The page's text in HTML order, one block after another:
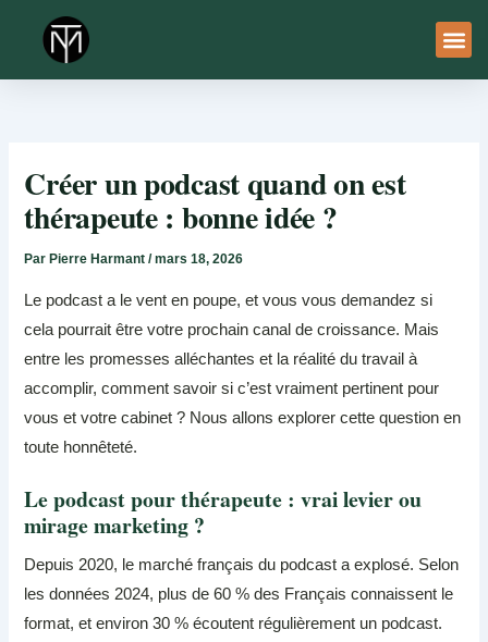
contenu
Créer un podcast quand on est
thérapeute : bonne idée ?
Par Pierre Harmant/mars 18, 2026
Le podcast a le vent en poupe, et vous vous demandez si
cela pourrait être votre prochain canal de croissance. Mais
entre les promesses alléchantes et la réalité du travail à
accomplir, comment savoir si c’est vraiment pertinent pour
vous et votre cabinet ? Nous allons explorer cette question en
toute honnêteté.
Le podcast pour thérapeute : vrai levier ou
mirage marketing ?
Depuis 2020, le marché français du podcast a explosé. Selon
les données 2024, plus de 60 % des Français connaissent le
format, et environ 30 % écoutent régulièrement un podcast.